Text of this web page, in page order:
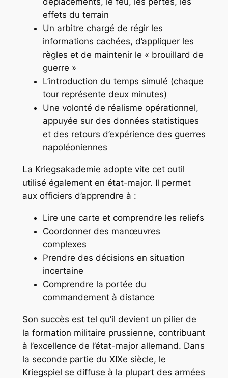
effets du terrain
Un arbitre chargé de régir les
informations cachées, d’appliquer les
règles et de maintenir le « brouillard de
guerre »
L’introduction du temps simulé (chaque
tour représente deux minutes)
Une volonté de réalisme opérationnel,
appuyée sur des données statistiques
et des retours d’expérience des guerres
napoléoniennes
La Kriegsakademie adopte vite cet outil
utilisé également en état-major. Il permet
aux officiers d’apprendre à :
Lire une carte et comprendre les reliefs
Coordonner des manœuvres
complexes
Prendre des décisions en situation
incertaine
Comprendre la portée du
commandement à distance
Son succès est tel qu’il devient un pilier de
la formation militaire prussienne, contribuant
à l’excellence de l’état-major allemand. Dans
la seconde partie du XIXe siècle, le
Kriegspiel se diffuse à la plupart des armées